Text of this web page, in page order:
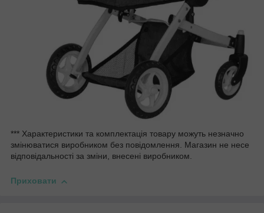
*** Характеристики та комплектація товару можуть незначно
змінюватися виробником без повідомлення. Магазин не несе
відповідальності за зміни, внесені виробником.
Приховати